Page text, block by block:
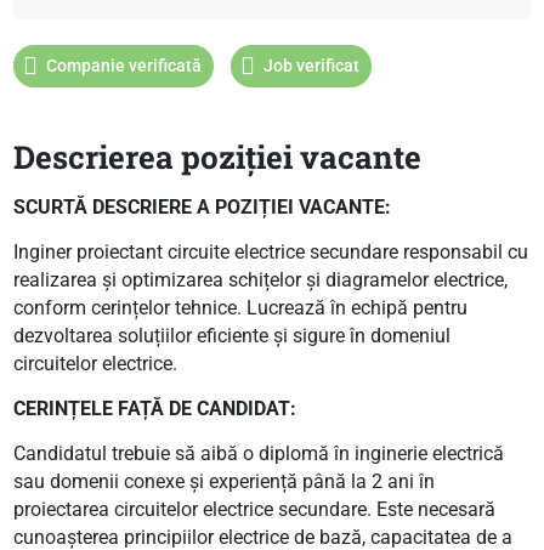
Companie verificată Job verificat
Descrierea poziției vacante
SCURTĂ DESCRIERE A POZIȚIEI VACANTE:
Inginer proiectant circuite electrice secundare responsabil cu
realizarea și optimizarea schițelor și diagramelor electrice,
conform cerințelor tehnice. Lucrează în echipă pentru
dezvoltarea soluțiilor eficiente și sigure în domeniul
circuitelor electrice.
CERINȚELE FAȚĂ DE CANDIDAT:
Candidatul trebuie să aibă o diplomă în inginerie electrică
sau domenii conexe și experiență până la 2 ani în
proiectarea circuitelor electrice secundare. Este necesară
cunoașterea principiilor electrice de bază, capacitatea de a